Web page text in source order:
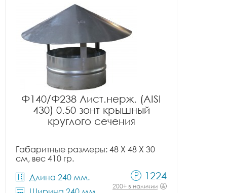
Ф140/Ф238 Лист.нерж. (AISI
430) 0.50 зонт крышный
круглого сечения
Габаритные размеры: 48 X 48 X 30
см, вес 410 гр.
Длина 240 мм.
1224
200+ в наличии